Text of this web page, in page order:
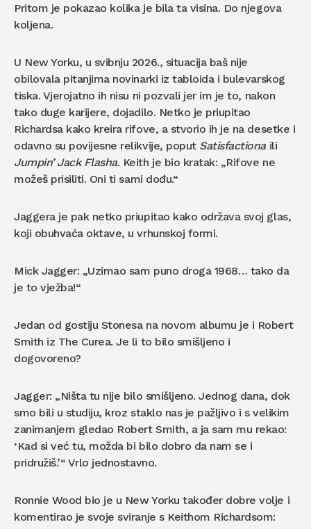
Pritom je pokazao kolika je bila ta visina. Do njegova
koljena.
U New Yorku, u svibnju 2026., situacija baš nije
obilovala pitanjima novinarki iz tabloida i bulevarskog
tiska. Vjerojatno ih nisu ni pozvali jer im je to, nakon
tako duge karijere, dojadilo. Netko je priupitao
Richardsa kako kreira rifove, a stvorio ih je na desetke i
odavno su povijesne relikvije, poput Satisfactiona ili
Jumpin’ Jack Flasha. Keith je bio kratak: „Rifove ne
možeš prisiliti. Oni ti sami dođu.“
Jaggera je pak netko priupitao kako održava svoj glas,
koji obuhvaća oktave, u vrhunskoj formi.
Mick Jagger: „Uzimao sam puno droga 1968… tako da
je to vježba!“
Jedan od gostiju Stonesa na novom albumu je i Robert
Smith iz The Curea. Je li to bilo smišljeno i
dogovoreno?
Jagger: „Ništa tu nije bilo smišljeno. Jednog dana, dok
smo bili u studiju, kroz staklo nas je pažljivo i s velikim
zanimanjem gledao Robert Smith, a ja sam mu rekao:
‘Kad si već tu, možda bi bilo dobro da nam se i
pridružiš.’“ Vrlo jednostavno.
Ronnie Wood bio je u New Yorku također dobre volje i
komentirao je svoje sviranje s Keithom Richardsom: